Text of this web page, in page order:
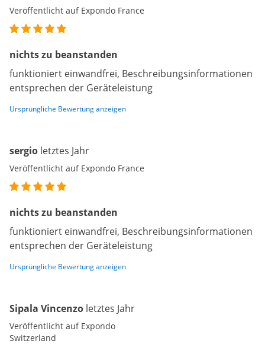
Veröffentlicht auf Expondo France
nichts zu beanstanden
funktioniert einwandfrei, Beschreibungsinformationen
entsprechen der Geräteleistung
Ursprüngliche Bewertung anzeigen
sergio letztes Jahr
Veröffentlicht auf Expondo France
nichts zu beanstanden
funktioniert einwandfrei, Beschreibungsinformationen
entsprechen der Geräteleistung
Ursprüngliche Bewertung anzeigen
Sipala Vincenzo letztes Jahr
Veröffentlicht auf Expondo
Switzerland